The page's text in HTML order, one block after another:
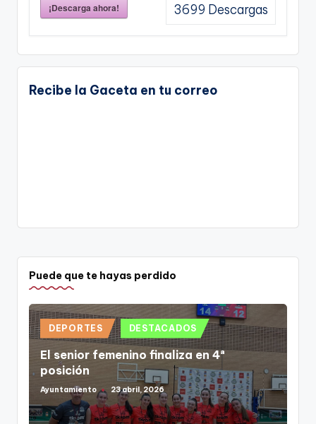
¡Descarga ahora! 3699 Descargas
Recibe la Gaceta en tu correo
Puede que te hayas perdido
Publicado
en
DEPORTES DESTACADOS
El senior femenino finaliza en 4ª
posición
Publicado
Ayuntamiento 23 abril, 2026